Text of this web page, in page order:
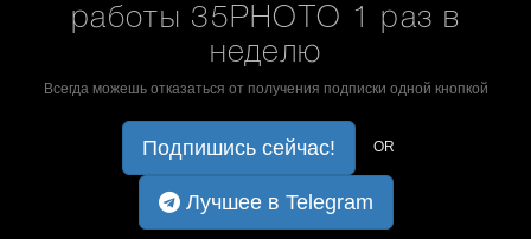
работы 35PHOTO 1 раз в
неделю
Всегда можешь отказаться от получения подписки одной кнопкой
Подпишись сейчас! OR
Лучшее в Telegram